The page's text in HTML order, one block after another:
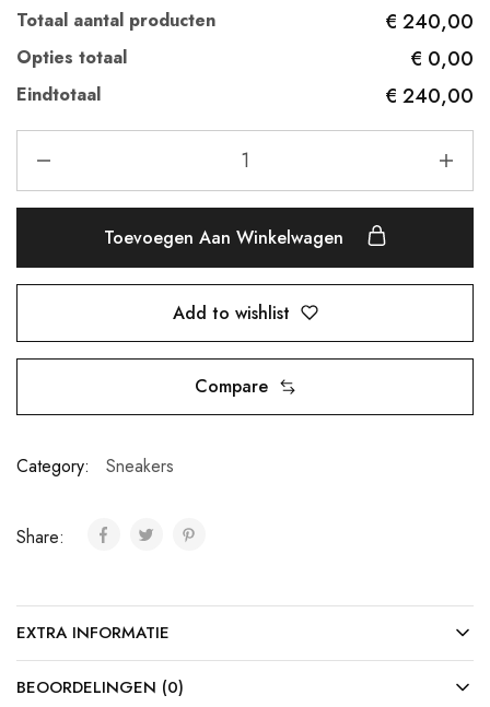
Totaal aantal producten € 240,00
Opties totaal € 0,00
Eindtotaal € 240,00
Toevoegen Aan Winkelwagen
Add to wishlist
Compare
Category: Sneakers
Share:
EXTRA INFORMATIE
BEOORDELINGEN (0)